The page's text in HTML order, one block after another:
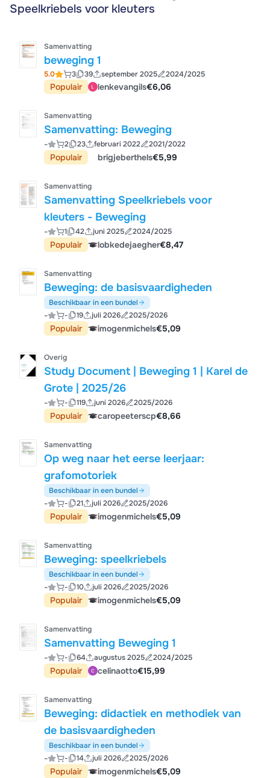
Speelkriebels voor kleuters
Samenvatting
beweging 1
5.0 3 39 september 2025 2024/2025
Populair lenkevangils€6,06
Samenvatting
Samenvatting: Beweging
- 2 23 februari 2022 2021/2022
Populair brigjeberthels€5,99
Samenvatting
Samenvatting Speelkriebels voor
kleuters - Beweging
- 1 42 juni 2025 2024/2025
Populair lobkedejaegher€8,47
Samenvatting
Beweging: de basisvaardigheden
Beschikbaar in een bundel
- - 19 juli 2026 2025/2026
Populair imogenmichels€5,09
Overig
Study Document | Beweging 1 | Karel de
Grote | 2025/26
- - 119 juni 2026 2025/2026
Populair caropeeterscp€8,66
Samenvatting
Op weg naar het eerse leerjaar:
grafomotoriek
Beschikbaar in een bundel
- - 21 juli 2026 2025/2026
Populair imogenmichels€5,09
Samenvatting
Beweging: speelkriebels
Beschikbaar in een bundel
- - 10 juli 2026 2025/2026
Populair imogenmichels€5,09
Samenvatting
Samenvatting Beweging 1
- - 64 augustus 2025 2024/2025
Populair celinaotto€15,99
Samenvatting
Beweging: didactiek en methodiek van
de basisvaardigheden
Beschikbaar in een bundel
- - 14 juli 2026 2025/2026
Populair imogenmichels€5,09